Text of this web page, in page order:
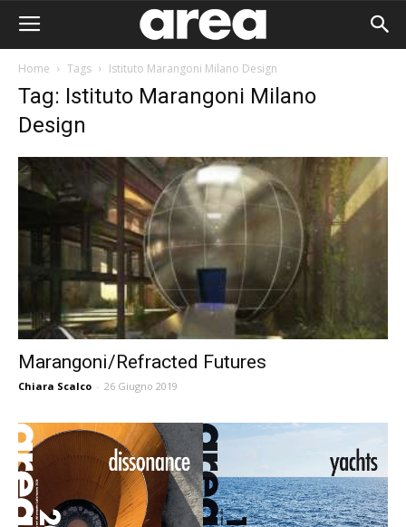
Home Tags Istituto Marangoni Milano Design
Tag: Istituto Marangoni Milano
Design
Marangoni/Refracted Futures
Chiara Scalco - 26 Giugno 2019